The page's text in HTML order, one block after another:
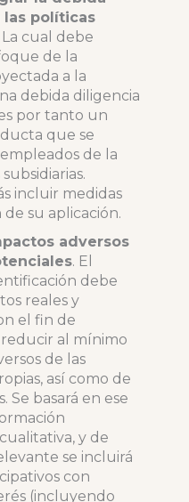
políticas
cual debe
de la
a la
debida diligencia
por tanto un
que se
de la
incluir medidas
su aplicación.
adversos
. El
debe
reales y
el fin de
al mínimo
de las
así como de
Se basará en ese
y de
se incluirá
con
(incluyendo